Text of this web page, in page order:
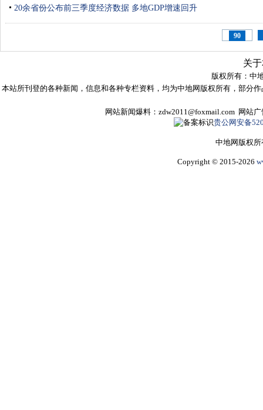
20余省份公布前三季度经济数据 多地GDP增速回升
90
关
版权所有： 中
本站所刊登的各种新闻，信息和各种专栏资料，均为中地网版权所有，部分
网站新闻爆料：zdw2011@foxmail.com 网站
贵公网安备
中地网版权
Copyright © 2015-2026